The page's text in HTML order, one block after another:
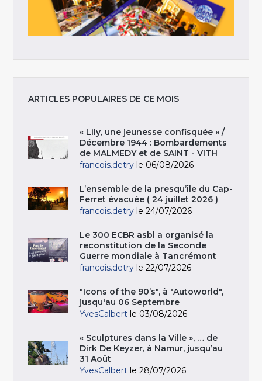
ARTICLES POPULAIRES DE CE MOIS
« Lily, une jeunesse confisquée » /
Décembre 1944 : Bombardements
de MALMEDY et de SAINT - VITH
francois.detry le 06/08/2026
L’ensemble de la presqu’île du Cap-
Ferret évacuée ( 24 juillet 2026 )
francois.detry le 24/07/2026
Le 300 ECBR asbl a organisé la
reconstitution de la Seconde
Guerre mondiale à Tancrémont
francois.detry le 22/07/2026
"Icons of the 90’s", à "Autoworld",
jusqu'au 06 Septembre
YvesCalbert le 03/08/2026
« Sculptures dans la Ville », … de
Dirk De Keyzer, à Namur, jusqu’au
31 Août
YvesCalbert le 28/07/2026